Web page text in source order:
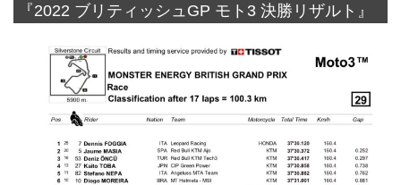
『2022 ブリティッシュGP モト3 決勝リザルト』